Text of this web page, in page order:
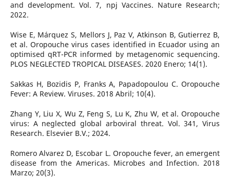
and development. Vol. 7, npj Vaccines. Nature Research;
2022.
Wise E, Márquez S, Mellors J, Paz V, Atkinson B, Gutierrez B,
et al. Oropouche virus cases identified in Ecuador using an
optimised qRT-PCR informed by metagenomic sequencing.
PLOS NEGLECTED TROPICAL DISEASES. 2020 Enero; 14(1).
Sakkas H, Bozidis P, Franks A, Papadopoulou C. Oropouche
Fever: A Review. Viruses. 2018 Abril; 10(4).
Zhang Y, Liu X, Wu Z, Feng S, Lu K, Zhu W, et al. Oropouche
virus: A neglected global arboviral threat. Vol. 341, Virus
Research. Elsevier B.V.; 2024.
Romero Alvarez D, Escobar L. Oropouche fever, an emergent
disease from the Americas. Microbes and Infection. 2018
Marzo; 20(3).